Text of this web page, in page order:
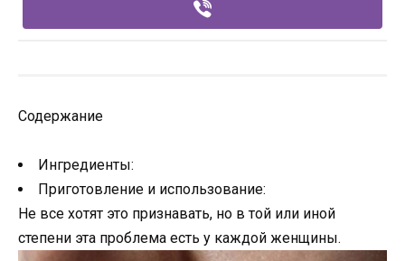
Содержание
Ингредиенты:
Приготовление и использование:
Не все хотят это признавать, но в той или иной
степени эта проблема есть у каждой женщины.